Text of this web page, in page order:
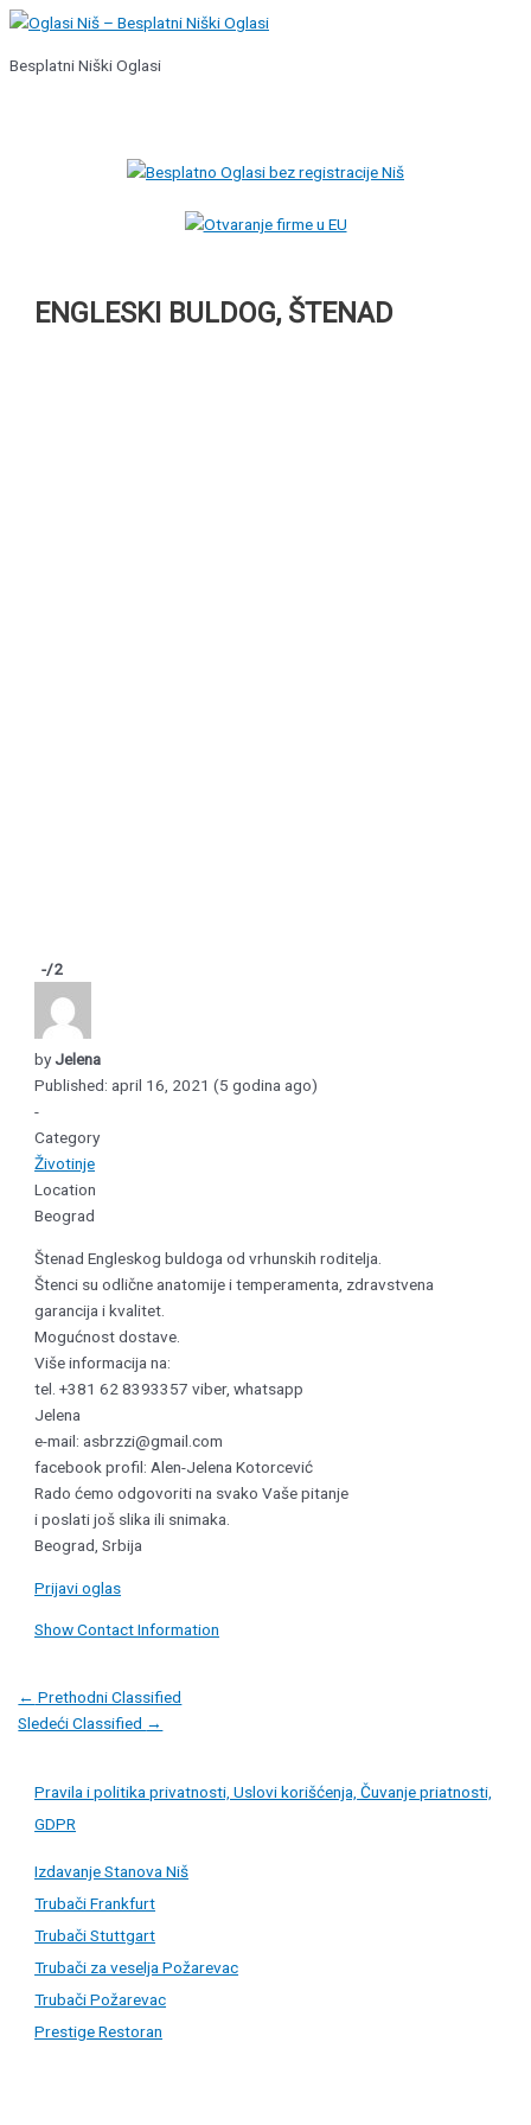
Pređi
sadržaj
Besplatni Niški Oglasi
ENGLESKI BULDOG, ŠTENAD
-/2
byJelena
Published: april 16, 2021 (5 godina ago)
-
Category
Životinje
Location
Beograd
Štenad Engleskog buldoga od vrhunskih roditelja.
Štenci su odlične anatomije i temperamenta, zdravstvena
garancija i kvalitet.
Mogućnost dostave.
Više informacija na:
tel. +381 62 8393357 viber, whatsapp
Jelena
e-mail: asbrzzi@gmail.com
facebook profil: Alen-Jelena Kotorcević
Rado ćemo odgovoriti na svako Vaše pitanje
i poslati još slika ili snimaka.
Beograd, Srbija
Prijavi oglas
Show Contact Information
Post
navigation
← Prethodni Classified
Sledeći Classified →
Pravila i politika privatnosti, Uslovi korišćenja, Čuvanje priatnosti,
GDPR
Izdavanje Stanova Niš
Trubači Frankfurt
Trubači Stuttgart
Trubači za veselja Požarevac
Trubači Požarevac
Prestige Restoran